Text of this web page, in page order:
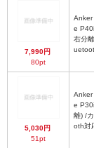
7,990円
80pt
Anker
e
右分
5,030円
51pt
Anker
e
離) /
oth対